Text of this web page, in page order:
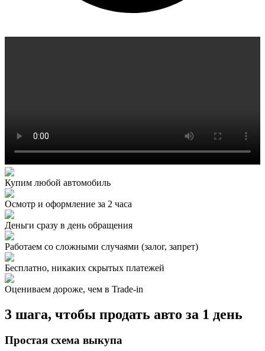
Купим любой автомобиль
Осмотр и оформление за 2 часа
Деньги сразу в день обращения
Работаем со сложными случаями (залог, запрет)
Бесплатно, никаких скрытых платежей
Оцениваем дороже, чем в Trade‑in
3 шага, чтобы продать авто за 1 день
Простая схема выкупа